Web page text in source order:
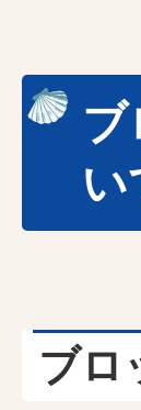
い
ブロ